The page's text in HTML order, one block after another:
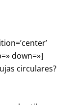
down=»]
circulares?